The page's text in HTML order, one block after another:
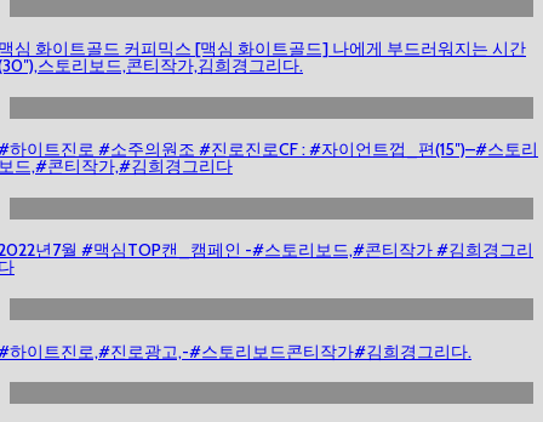
심 화이트골드 커피믹스 [맥심 화이트골드] 나에게 부드러워지는 시간
스토리보드,콘티작가,김희경그리다.
하이트진로 #소주의원조 #진로진로CF : #자이언트껍_편(15″)–#스토리
드,#콘티작가,#김희경그리다
년7월 #맥심TOP캔_캠페인 -#스토리보드,#콘티작가 #김희경그리
하이트진로,#진로광고,-#스토리보드콘티작가#김희경그리다.